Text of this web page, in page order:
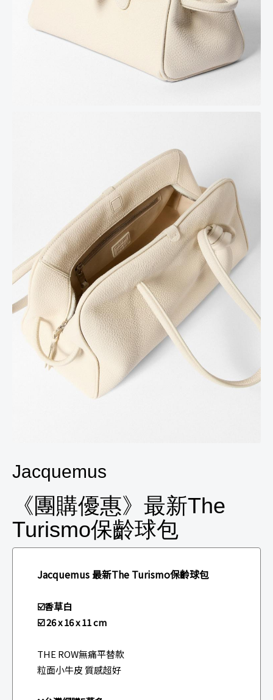
Jacquemus
《團購優惠》最新The
Turismo保齡球包
Jacquemus 最新The Turismo保齡球包
☑️香草白
☑️ 26 x 16 x 11 cm
THE ROW無痛平替款
粒面小牛皮 質感超好